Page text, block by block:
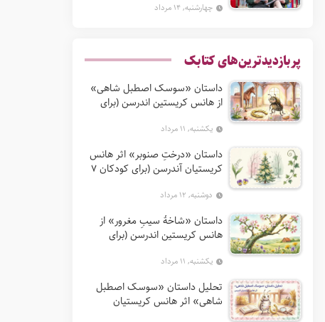
چهارشنبه, ۱۴ مرداد
پربازدیدترین‌های کتابک
داستان «سوسک اصطبل شاهی»
از هانس کریستین اندرسن (برای
یکشنبه, ۱۱ مرداد
داستان «درختِ صنوبر» اثر هانس
کریستیان آندرسن (برای کودکان 7
دوشنبه, ۱۲ مرداد
داستان «شاخهٔ سیبِ مغرور» از
هانس کریستین اندرسن (برای
یکشنبه, ۱۱ مرداد
تحلیل داستان «سوسک اصطبل
شاهی» اثر هانس کریستیان